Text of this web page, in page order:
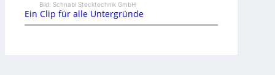
Bild: Schnabl Stecktechnik GmbH
Ein Clip für alle Untergründe